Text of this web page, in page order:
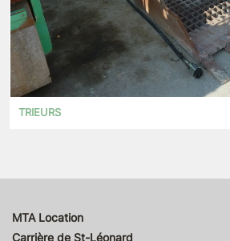
TRIEURS
MTA Location
Carrière de St-Léonard